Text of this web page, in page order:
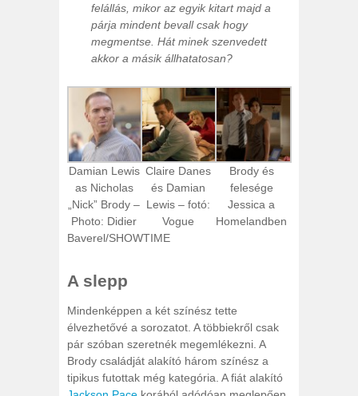
felállás, mikor az egyik kitart majd a
párja mindent bevall csak hogy
megmentse. Hát minek szenvedett
akkor a másik állhatatosan?
Damian Lewis
as Nicholas
„Nick” Brody –
Photo: Didier
Baverel/SHOWTIME
Claire Danes
és Damian
Lewis – fotó:
Vogue
Brody és
felesége
Jessica a
Homelandben
A slepp
Mindenképpen a két színész tette
élvezhetővé a sorozatot. A többiekről csak
pár szóban szeretnék megemlékezni. A
Brody családját alakító három színész a
tipikus futottak még kategória. A fiát alakító